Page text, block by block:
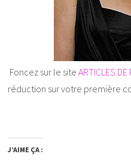
Foncez sur le siteARTICLES DE
réduction sur votre première
J’AIME ÇA :